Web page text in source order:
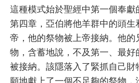
這種模式始於聖經中第一個奉
第四章，亞伯將他羊群中的頭生
帝，他的祭物被上帝接納。他的
物，含蓄地說，不及第一、最
被接納。該隱落入了緊抓自己